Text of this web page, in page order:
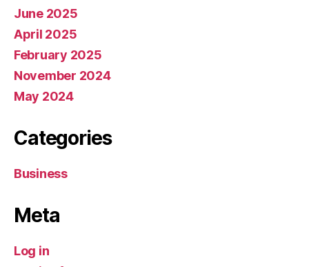
June 2025
April 2025
February 2025
November 2024
May 2024
Categories
Business
Meta
Log in